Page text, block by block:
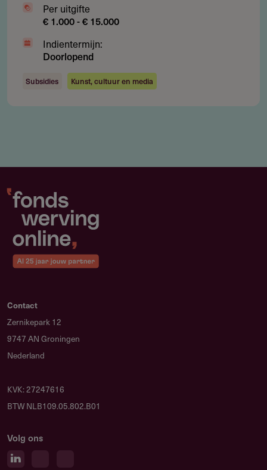
het Cultuurfonds
Da Costakade 102
Postbus 19750
Amsterdam
Nederland
Jaarverslag 2023
Jaarverslag 2022
Beleidsplan 2021-2024
Per uitgifte
€ 1.000 - € 15.000
Indientermijn:
Doorlopend
Subsidies Kunst, cultuur en media
Contact
Zernikepark 12
9747 AN Groningen
Nederland
KVK: 27247616
BTW NLB109.05.802.B01
Volg ons